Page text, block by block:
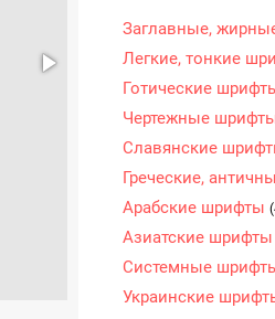
Заглавные,
Легкие, тонкие
Готические
Чертежные
Славянские
Греческие,
Арабские шрифты
Азиатские шрифты
Системные
Украинские